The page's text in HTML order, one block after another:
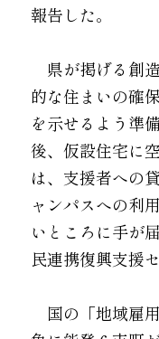
報告した。
県が掲げる創
的な住まいの確
を示せるよう準
後、仮設住宅に
は、支援者への
ャンパスへの利
いところに手が
民連携復興支援
国の「地域雇